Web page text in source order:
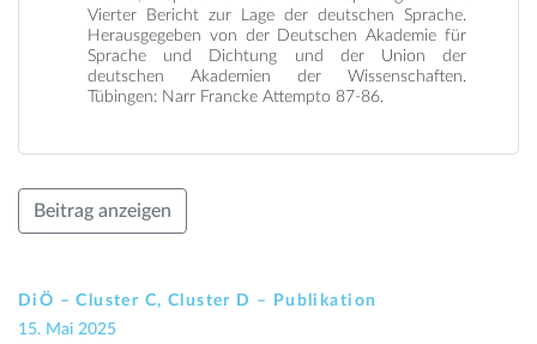
Vierter Bericht zur Lage der deutschen Sprache.
Herausgegeben von der Deutschen Akademie für
Sprache und Dichtung und der Union der
deutschen Akademien der Wissenschaften.
Tübingen: Narr Francke Attempto 87-86.
Beitrag anzeigen
DiÖ – Cluster C, Cluster D – Publikation
15. Mai 2025